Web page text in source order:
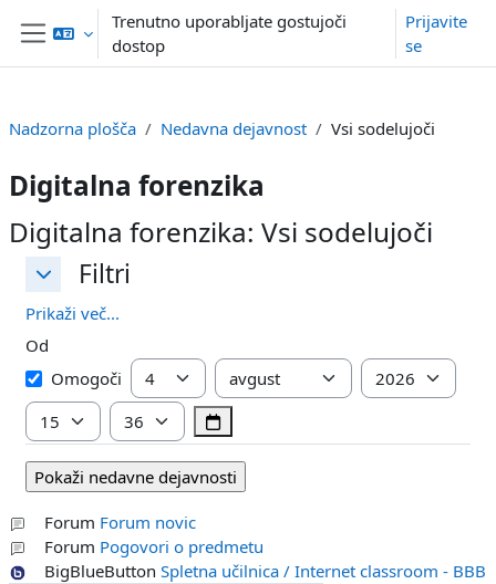
Preskoči na glavno vsebino
Stransko polje
Trenutno uporabljate gostujoči
dostop
Prijavite
se
Nadzorna plošča Nedavna dejavnost Vsi sodelujoči
Digitalna forenzika
Digitalna forenzika: Vsi sodelujoči
Filtri
Filtri Filtri
Prikaži več...
Od
OdOmogoči Dan Mesec
Leto
Ura
Minuta
Forum Forum novic
Forum Pogovori o predmetu
BigBlueButton Spletna učilnica / Internet classroom - BBB